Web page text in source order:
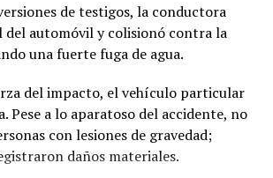
de testigos, la conductora
automóvil y colisionó contra la
una fuerte fuga de agua.
del impacto, el vehículo particular
Pese a lo aparatoso del accidente, no
con lesiones de gravedad;
daños materiales.